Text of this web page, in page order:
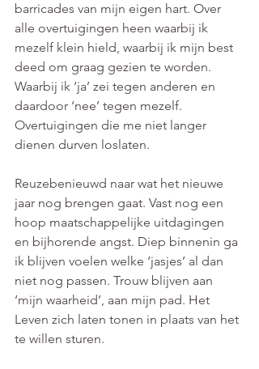
barricades van mijn eigen hart. Over
alle overtuigingen heen waarbij ik
mezelf klein hield, waarbij ik mijn best
deed om graag gezien te worden.
Waarbij ik ‘ja’ zei tegen anderen en
daardoor ‘nee’ tegen mezelf.
Overtuigingen die me niet langer
dienen durven loslaten.
Reuzebenieuwd naar wat het nieuwe
jaar nog brengen gaat. Vast nog een
hoop maatschappelijke uitdagingen
en bijhorende angst. Diep binnenin ga
ik blijven voelen welke ‘jasjes’ al dan
niet nog passen. Trouw blijven aan
‘mijn waarheid’, aan mijn pad. Het
Leven zich laten tonen in plaats van het
te willen sturen.